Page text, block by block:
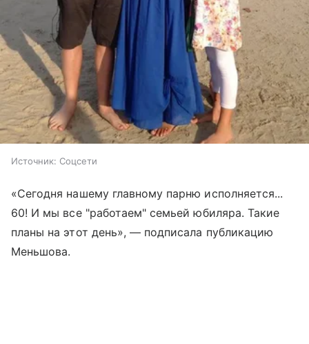
Источник: Соцсети
«Сегодня нашему главному парню исполняется...
60! И мы все "работаем" семьей юбиляра. Такие
планы на этот день», — подписала публикацию
Меньшова.